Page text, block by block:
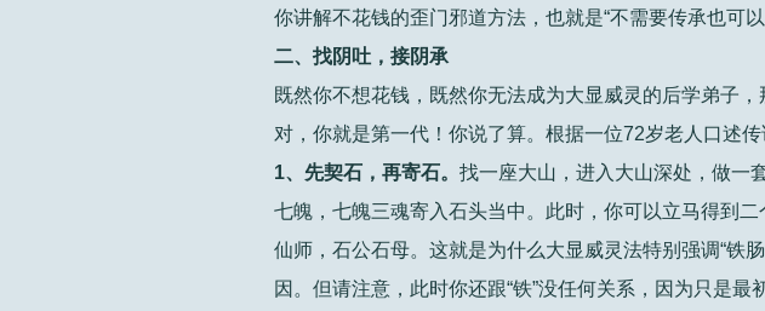
你讲解不花钱的歪门邪道方法，也就是“不需要传承也可以
二、找阴吐，接阴承
既然你不想花钱，既然你无法成为大显威灵的后学弟子
对，你就是第一代！你说了算。根据一位72岁老人口述传
1、先契石，再寄石。 找一座大山，进入大山深处，做一
七魄，七魄三魂寄入石头当中。此时，你可以立马得到
仙师，石公石母。这就是为什么大显威灵法特别强调“铁
因。但请注意，此时你还跟“铁”没任何关系，因为只是最